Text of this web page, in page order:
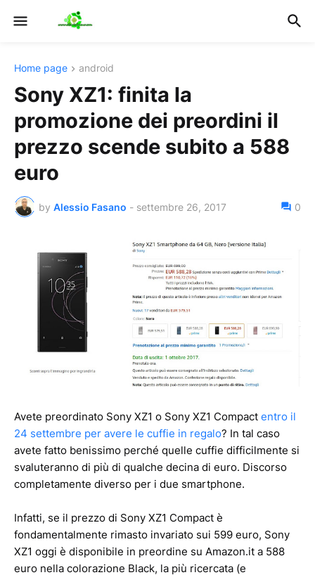
Home page android
Sony XZ1: finita la
promozione dei preordini il
prezzo scende subito a 588
euro
by Alessio Fasano - settembre 26, 2017 0
Avete preordinato Sony XZ1 o Sony XZ1 Compact entro il
24 settembre per avere le cuffie in regalo? In tal caso
avete fatto benissimo perché quelle cuffie difficilmente si
svaluteranno di più di qualche decina di euro. Discorso
completamente diverso per i due smartphone.
Infatti, se il prezzo di Sony XZ1 Compact è
fondamentalmente rimasto invariato sui 599 euro, Sony
XZ1 oggi è disponibile in preordine su Amazon.it a 588
euro nella colorazione Black, la più ricercata (e